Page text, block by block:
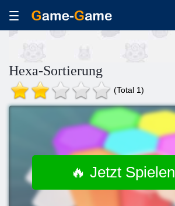
Hexa-Sortierung
(Total 1)
🔥 Jetzt Spielen